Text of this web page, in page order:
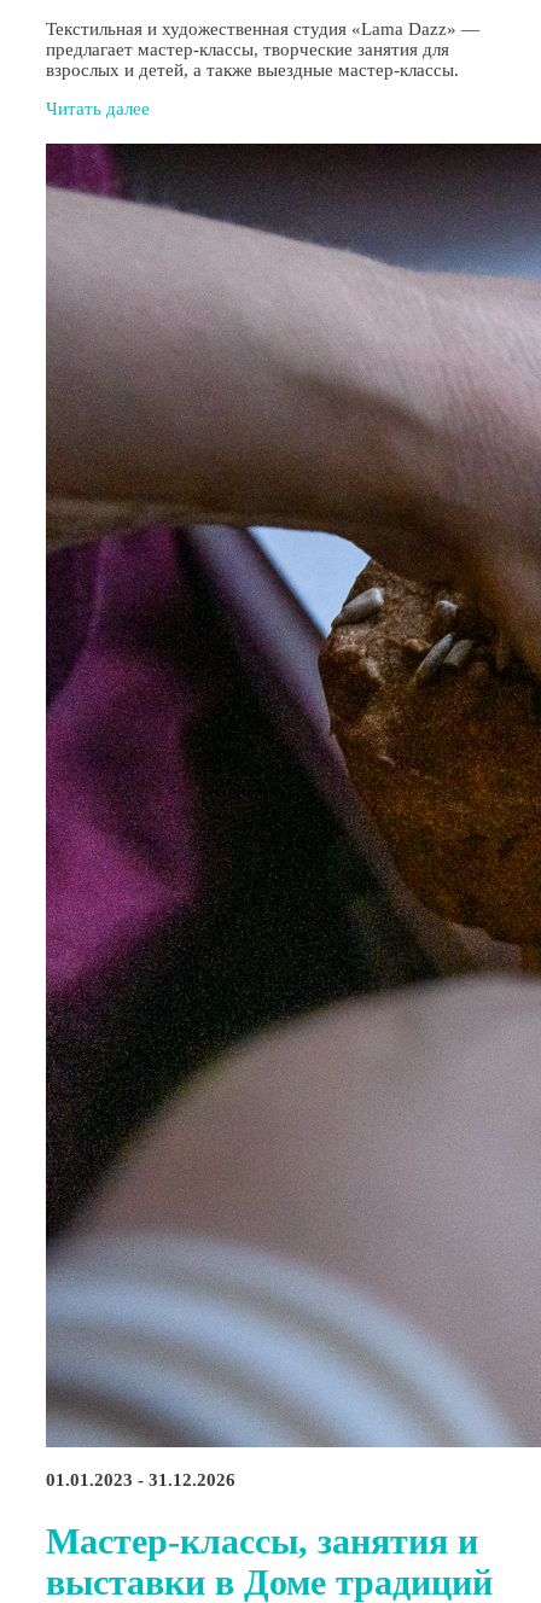
Текстильная и художественная студия «Lama Dazz» —
предлагает мастер-классы, творческие занятия для
взрослых и детей, а также выездные мастер-классы.
Читать далее
01.01.2023 - 31.12.2026
Мастер-классы, занятия и
выставки в Доме традиций